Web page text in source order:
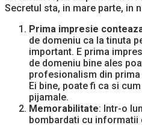
Secretul sta, in mare parte, in
Prima impresie
de domeniu ca la tinuta
important. E prima
de domeniu bine ales
profesionalism din
Ei bine, poate fi ca si
pijamale.
Memorabilitate: Intr-o
bombardati cu informatii